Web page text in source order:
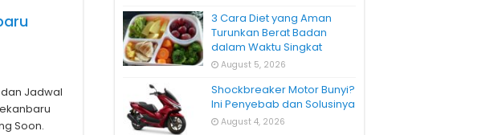
dan Jadwal
Soon.
3 Cara Diet yang Aman
Turunkan Berat Badan
dalam Waktu Singkat
August 5, 2026
Shockbreaker Motor Bunyi?
Ini Penyebab dan Solusinya
August 4, 2026